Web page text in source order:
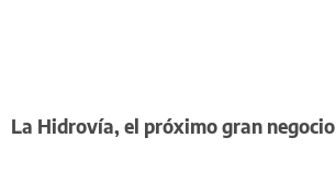
La Hidrovía, el próximo gran negocio